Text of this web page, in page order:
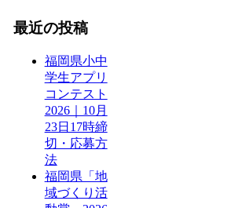
最近の投稿
福岡県小中
学生アプリ
コンテスト
2026｜10月
23日17時締
切・応募方
法
福岡県「地
域づくり活